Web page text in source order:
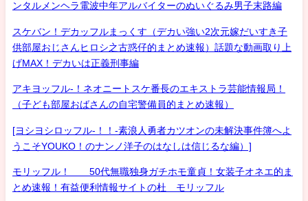
ンタルメンヘラ電波中年アルバイターのぬいぐるみ男子末路編
スケバン！デカッフルまっくす（デカい強い2次元嫁だいすき子
供部屋おじさんヒロシ之古惑仔的まとめ速報）話題な動画取り上
げMAX！デカいは正義刑事編
アキヨッフル-！ネオニートスケ番長のエキストラ芸能情報局！
（子ども部屋おばさんの自宅警備員的まとめ速報）
[ヨシヨシロッフル-！！-素浪人勇者カツオンの未解決事件簿へよ
うこそYOUKO！のナンノ洋子のはなしは信じるな編）]
モリッフル！ 50代無職独身ガチホモ童貞！女装子オネエ的ま
とめ速報！有益便利情報サイトの杜 モリッフル